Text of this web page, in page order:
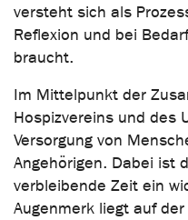
versteht sich als
Reflexion und bei
braucht.
Im Mittelpunkt der
Hospizvereins und des
Versorgung von
Angehörigen. Dabei ist
verbleibende Zeit ein
Augenmerk liegt auf